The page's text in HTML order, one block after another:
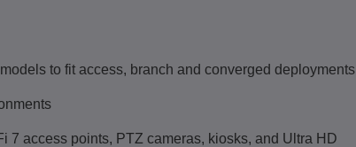
to fit access, branch and converged deployments
7 access points, PTZ cameras, kiosks, and Ultra HD